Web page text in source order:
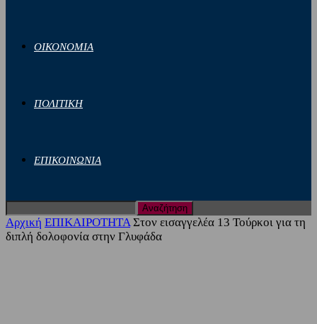
ΟΙΚΟΝΟΜΙΑ
ΠΟΛΙΤΙΚΗ
ΕΠΙΚΟΙΝΩΝΙΑ
Αρχική ΕΠΙΚΑΙΡΟΤΗΤΑ Στον εισαγγελέα 13 Τούρκοι για τη
διπλή δολοφονία στην Γλυφάδα